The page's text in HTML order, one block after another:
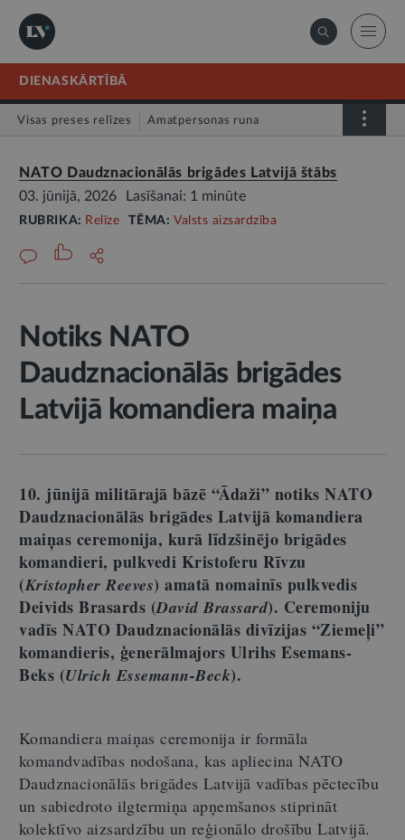
DIENASKĀRTĪBĀ
Visas preses relīzes Amatpersonas runa
NATO Daudznacionālās brigādes Latvijā štābs
03. jūnijā, 2026
Lasīšanai: 1 minūte
RUBRIKA: Relīze TĒMA:Valsts aizsardzība
Notiks NATO
Daudznacionālās brigādes
Latvijā komandiera maiņa
10. jūnijā militārajā bāzē “Ādaži” notiks NATO
Daudznacionālās brigādes Latvijā komandiera
maiņas ceremonija, kurā līdzšinējo brigādes
komandieri, pulkvedi Kristoferu Rīvzu
(Kristopher Reeves) amatā nomainīs pulkvedis
Deivids Brasards (David Brassard). Ceremoniju
vadīs NATO Daudznacionālās divīzijas “Ziemeļi”
komandieris, ģenerālmajors Ulrihs Esemans-
Beks (Ulrich Essemann-Beck).
Komandiera maiņas ceremonija ir formāla
komandvadības nodošana, kas apliecina NATO
Daudznacionālās brigādes Latvijā vadības pēctecību
un sabiedroto ilgtermiņa apņemšanos stiprināt
kolektīvo aizsardzību un reģionālo drošību Latvijā.